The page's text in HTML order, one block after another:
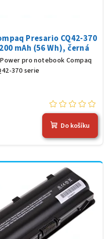
Presario CQ42-370
mAh (56 Wh), černá
pro notebook Compaq
370 serie
Do košíku